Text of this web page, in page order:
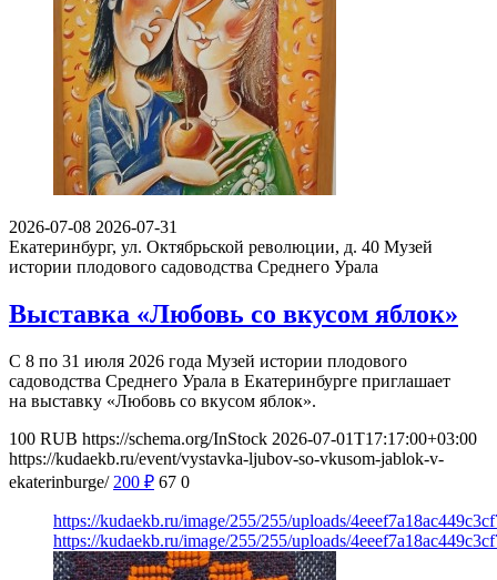
2026-07-08 2026-07-31
Екатеринбург, ул. Октябрьской революции, д. 40 Музей
истории плодового садоводства Среднего Урала
Выставка «Любовь со вкусом яблок»
С 8 по 31 июля 2026 года Музей истории плодового
садоводства Среднего Урала в Екатеринбурге приглашает
на выставку «Любовь со вкусом яблок».
100 RUB https://schema.org/InStock 2026-07-01T17:17:00+03:00
https://kudaekb.ru/event/vystavka-ljubov-so-vkusom-jablok-v-
ekaterinburge/ 200 ₽ 67 0
https://kudaekb.ru/image/255/255/uploads/
https://kudaekb.ru/image/255/255/uploads/